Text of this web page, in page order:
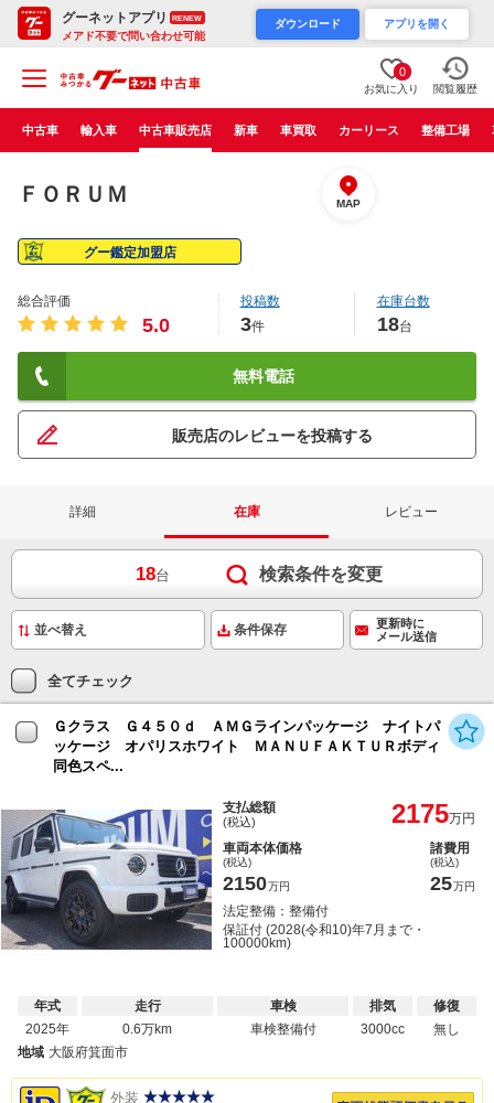
グーネットアプリ RENEW
メアド不要で問い合わせ可能
ダウンロード アプリを開く
0
お気に入り 閲覧履歴
中古車 輸入車 中古車販売店 新車 車買取 カーリース 整備工場
ＦＯＲＵＭ MAP
グー鑑定加盟店
総合評価
5.0
投稿数
3件
在庫台数
18台
無料電話
販売店のレビューを投稿する
詳細 在庫 レビュー
18台 検索条件を変更
条件保存
更新時に
メール送信
全てチェック
Ｇクラス Ｇ４５０ｄ ＡＭＧラインパッケージ ナイトパ
ッケージ オパリスホワイト ＭＡＮＵＦＡＫＴＵＲボディ
同色スペ...
支払総額
(税込) 2175万円
車両本体価格
(税込)
2150万円
諸費用
(税込)
25万円
法定整備：整備付
保証付 (2028(令和10)年7月まで・
100000km)
年式
2025年
走行
0.6万km
車検
車検整備付
排気
3000cc
修復
無し
地域 大阪府箕面市
外装